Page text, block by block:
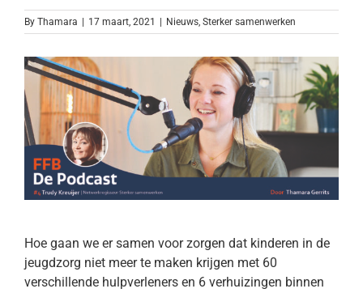
By Thamara 17 maart, 2021 Nieuws, Sterker samenwerken
Hoe gaan we er samen voor zorgen dat kinderen in de
jeugdzorg niet meer te maken krijgen met 60
verschillende hulpverleners en 6 verhuizingen binnen